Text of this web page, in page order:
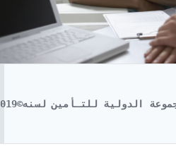
للتـأمين لسنه©2019 تصميم م.منى